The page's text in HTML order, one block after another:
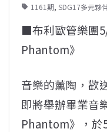
1161期, SDG17多元夥
■布利歐管樂團
Phantom》
音樂的薰陶，歡
即將舉辦畢業音
Phantom》，於